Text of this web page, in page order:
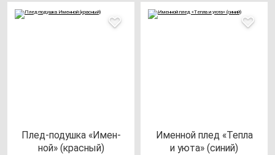
Плед-по­душ­ка «Имен­
ной» (крас­ный)
Имен­ной плед «Теп­ла
и уюта» (си­ний)